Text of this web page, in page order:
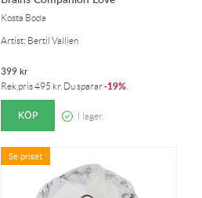
Kosta Boda
Artist: Bertil Vallien
399kr
Rek.pris495 kr. Du sparar-19%
KÖP I lager.
Se priset